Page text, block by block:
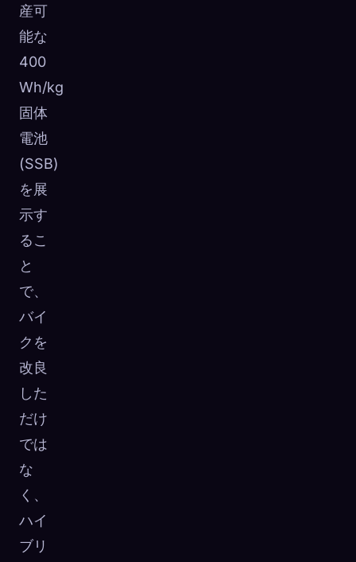
産可
能な
400
Wh/kg
固体
電池
(SSB)
を展
示す
るこ
と
で、
バイ
クを
改良
した
だけ
では
な
く、
ハイ
ブリ